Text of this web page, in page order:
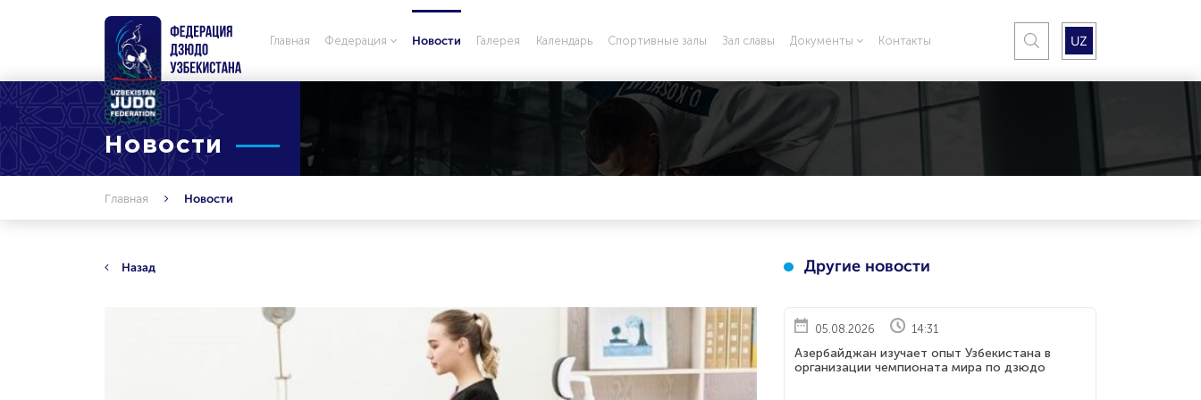
Главная Федерация Новости Галерея Календарь Спортивные залы Зал славы Документы Контакты UZ
Новости
Главная Новости
Назад Другие новости
05.08.2026 14:31
Азербайджан изучает опыт Узбекистана в
организации чемпионата мира по дзюдо